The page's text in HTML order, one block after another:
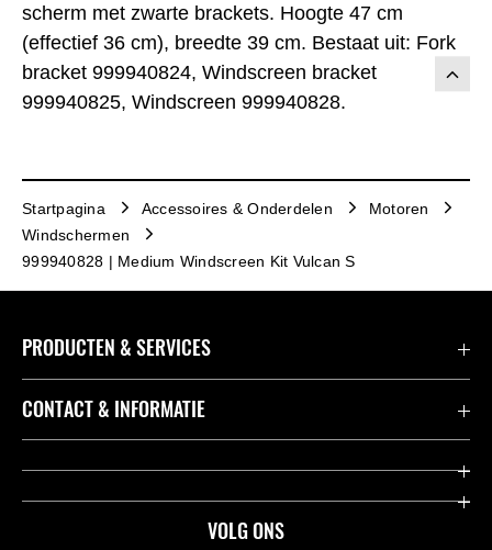
scherm met zwarte brackets. Hoogte 47 cm
(effectief 36 cm), breedte 39 cm. Bestaat uit: Fork
bracket 999940824, Windscreen bracket
999940825, Windscreen 999940828.
Startpagina Accessoires & Onderdelen
Motoren
Windschermen
999940828 | Medium Windscreen Kit Vulcan S
VOLG ONS
PRODUCTEN & SERVICES
Accessoires & Onderdelen
Dealers
CONTACT & INFORMATIE
Contact